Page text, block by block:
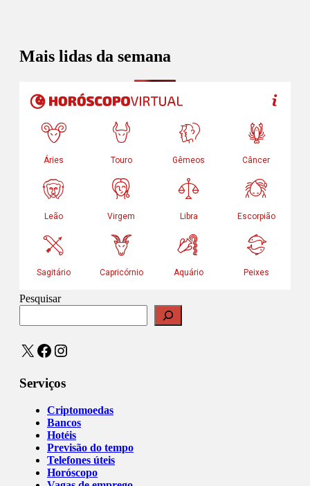
Mais lidas da semana
Pesquisar
X Facebook
Instagram
Serviços
Criptomoedas
Bancos
Hotéis
Previsão do tempo
Telefones úteis
Horóscopo